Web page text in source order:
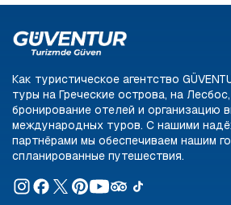
Как туристическое агентство
туры на Греческие острова, на
бронирование отелей и организацию
международных туров. С нашими
партнёрами мы обеспечиваем нашим
спланированные путешествия.